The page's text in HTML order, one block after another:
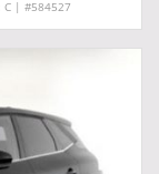
C | #584527